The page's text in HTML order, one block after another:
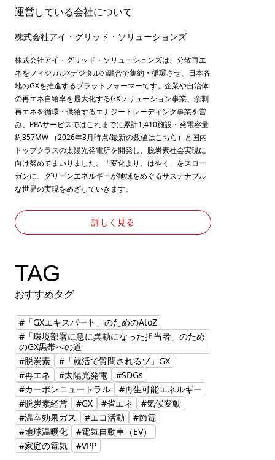
運営している会社について
株式会社アイ・グリッド・ソリューションズ
株式会社アイ・グリッド・ソリューションズは、分散再エ
ネをフィジカル×デジタルの融合で集約・循環させ、日本各
地のGXを推進するプラットフォーマーです。企業や自治体
の再エネ自給率を最大化するGXソリューション事業、余剰
再エネを循環・供給するエナジートレーディング事業を営
み、PPAサービスではこれまでに累計1,410施設・発電容量
約357MW （2026年3月時点/最新の数値はこちら ）と国内
トップクラスの太陽光発電所を開発し、脱炭素社会実現に
向け努めてまいりました。「変化より、はやく」をスロー
ガンに、グリーンエネルギーが地域をめぐるサステナブル
な世界の実現をめざしていきます。
詳しく見る
TAG
おすすめタグ
#「GXエキスパート」のためのAtoZ
#「環境部署に急に異動になった担当者」のため
のGX黒帯への道
#脱炭素
#「就活で質問されるゾ」GX
#再エネ
#太陽光発電
#SDGs
#カーボンニュートラル
#再生可能エネルギー
#脱炭素経営
#GX #省エネ
#気候変動
#温室効果ガス
#エコ活動
#節電
#地球温暖化
#電気自動車（EV）
#家庭の電気
#VPP